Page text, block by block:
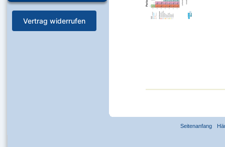
Vertrag widerrufen
Seitenanfang